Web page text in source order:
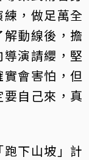
，做足萬全
動線後，擔
演請纓，堅
會害怕，但
自己來，真
下山坡」計